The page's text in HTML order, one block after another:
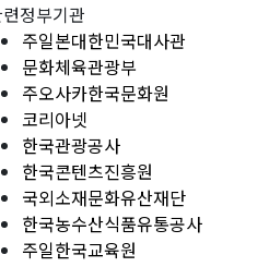
정부기관
주일본대한민국대사관
문화체육관광부
주오사카한국문화원
코리아넷
한국관광공사
한국콘텐츠진흥원
국외소재문화유산재단
한국농수산식품유통공사
주일한국교육원